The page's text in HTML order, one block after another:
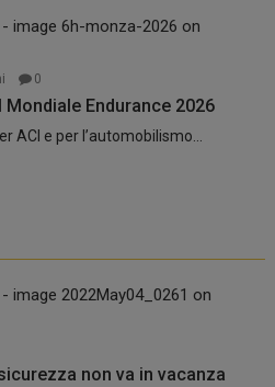
0
Endurance 2026
ACI e per l’automobilismo...
non va in vacanza